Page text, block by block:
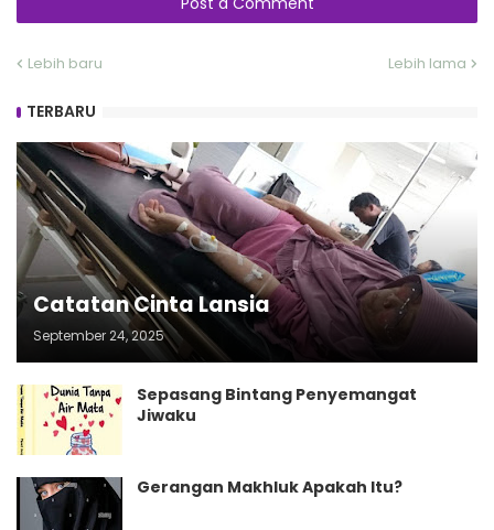
Lebih baru Lebih lama
TERBARU
Catatan Cinta Lansia
September 24, 2025
Sepasang Bintang Penyemangat
Jiwaku
Gerangan Makhluk Apakah Itu?